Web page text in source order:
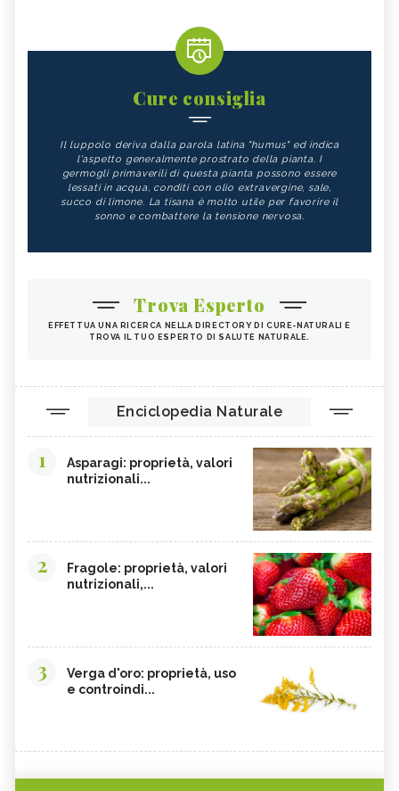
Cure consiglia
Il luppolo deriva dalla parola latina "humus" ed indica
l'aspetto generalmente prostrato della pianta. I
germogli primaverili di questa pianta possono essere
lessati in acqua, conditi con olio extravergine, sale,
succo di limone. La tisana è molto utile per favorire il
sonno e combattere la tensione nervosa.
Trova Esperto
EFFETTUA UNA RICERCA NELLA DIRECTORY DI CURE-NATURALI E
TROVA IL TUO ESPERTO DI SALUTE NATURALE.
Enciclopedia Naturale
1
Asparagi: proprietà, valori
nutrizionali...
2
Fragole: proprietà, valori
nutrizionali,...
3
Verga d'oro: proprietà, uso
e controindi...